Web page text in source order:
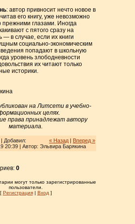
: автор привносит нечто новое в
его книгу, уже невозможно
прежними глазами. Иногда
с пятого сразу на
— в случае, если их книги
социально-экономическим
попадают в школьную
уровень злободневности
их читают только
историки.
на Литсети в учебно-
целях.
права принадлежат автору
материала.
« Назад | Вперед »
Добавил:
20:39 | Автор: Эльвира Барякина
0
могут только зарегистрированные
пользователи.
[ Регистрация| Вход ]